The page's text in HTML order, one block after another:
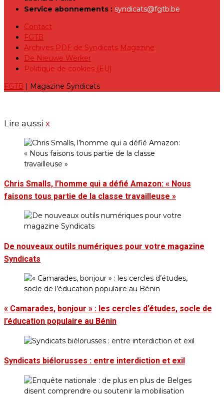
Service abonnements : syndicats@fgtb.be
Contact
FGTB
Archives PDF de Syndicats Magazine
De Nieuwe Werker
Politique de cookies (EU)
FGTB | Magazine Syndicats
Lire aussi x
Chris Smalls, l’homme qui a défié Amazon: « Nous
faisons tous partie de la classe travailleuse »
De nouveaux outils numériques pour votre magazine
Syndicats
« Camarades, bonjour » : les cercles d’études, socle de
l’éducation populaire au Bénin
Syndicats biélorusses : entre interdiction et exil